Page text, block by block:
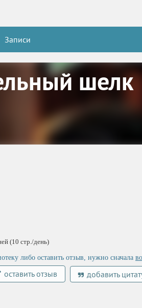
Записи
шелк
(10 стр./день)
либо оставить отзыв, нужно сначала
оставить отзыв добавить